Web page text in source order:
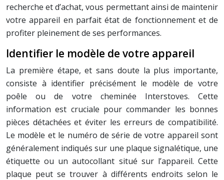
recherche et d’achat, vous permettant ainsi de maintenir
votre appareil en parfait état de fonctionnement et de
profiter pleinement de ses performances.
Identifier le modèle de votre appareil
La première étape, et sans doute la plus importante,
consiste à identifier précisément le modèle de votre
poêle ou de votre cheminée Interstoves. Cette
information est cruciale pour commander les bonnes
pièces détachées et éviter les erreurs de compatibilité.
Le modèle et le numéro de série de votre appareil sont
généralement indiqués sur une plaque signalétique, une
étiquette ou un autocollant situé sur l’appareil. Cette
plaque peut se trouver à différents endroits selon le